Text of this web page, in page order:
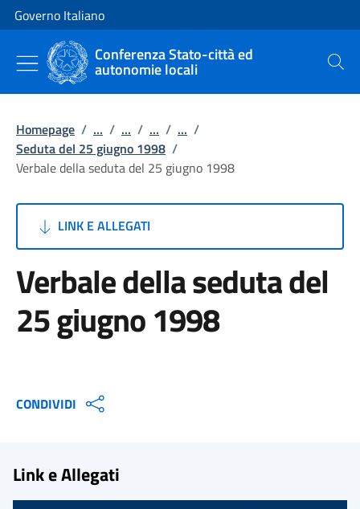
Vai al contenuto
Vai alla navigazione del sito
Governo Italiano
Conferenza Stato-città ed
autonomie locali Cerca
Homepage / ... / ... / ... / ... /
Seduta del 25 giugno 1998 /
Verbale della seduta del 25 giugno 1998
LINK E ALLEGATI
Verbale della seduta del
25 giugno 1998
CONDIVIDI
Link e Allegati